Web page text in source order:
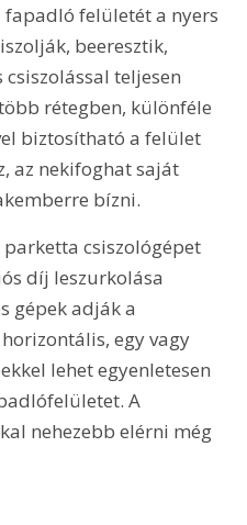
fapadló felületét a nyers
beeresztik,
teljesen
rétegben, különféle
biztosítható a felület
az nekifoghat saját
bízni.
csiszológépet
díj leszurkolása
gépek adják a
egy vagy
lehet egyenletesen
A
nehezebb elérni még